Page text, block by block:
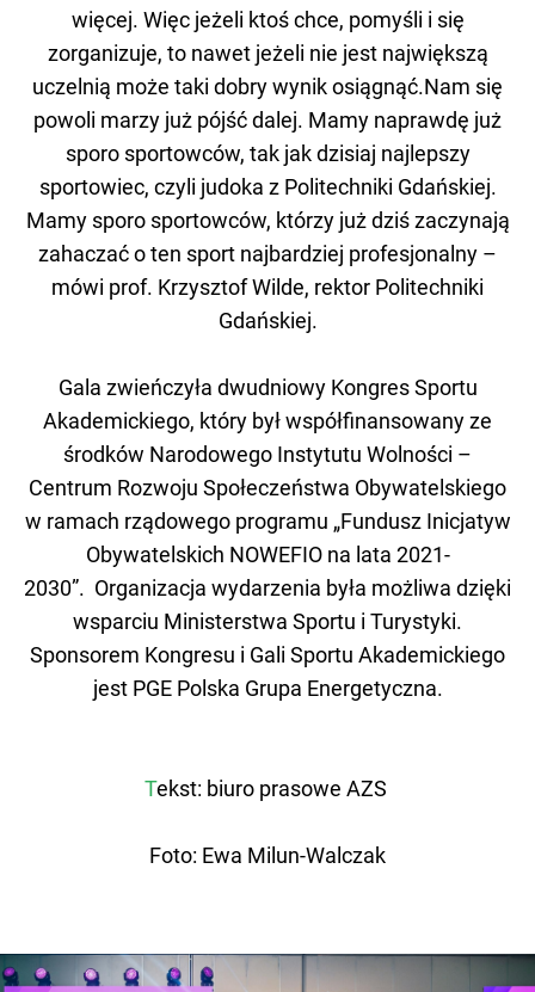
więcej. Więc jeżeli ktoś chce, pomyśli i się
zorganizuje, to nawet jeżeli nie jest największą
uczelnią może taki dobry wynik osiągnąć.Nam się
powoli marzy już pójść dalej. Mamy naprawdę już
sporo sportowców, tak jak dzisiaj najlepszy
sportowiec, czyli judoka z Politechniki Gdańskiej.
Mamy sporo sportowców, którzy już dziś zaczynają
zahaczać o ten sport najbardziej profesjonalny –
mówi prof. Krzysztof Wilde, rektor Politechniki
Gdańskiej.
Gala zwieńczyła dwudniowy Kongres Sportu
Akademickiego, który był współfinansowany ze
środków Narodowego Instytutu Wolności –
Centrum Rozwoju Społeczeństwa Obywatelskiego
w ramach rządowego programu „Fundusz Inicjatyw
Obywatelskich NOWEFIO na lata 2021-
2030”. Organizacja wydarzenia była możliwa dzięki
wsparciu Ministerstwa Sportu i Turystyki.
Sponsorem Kongresu i Gali Sportu Akademickiego
jest PGE Polska Grupa Energetyczna.
Tekst: biuro prasowe AZS
Foto: Ewa Milun-Walczak